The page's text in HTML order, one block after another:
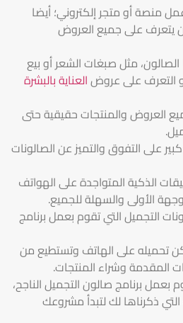
منصة أو متجر إلكتروني؛ أيضا
يتعرف على جميع العروض
مثل صبغات الشعر أو بيع
التعرف على عروضالعناية بالبشرة
العروض والمنتجات حقيقية حتى
على التفوق والتميز عن الصالونات
الذكية المتواجدة على الهواتف
الأولى والسهلة للجميع.
التجميل التي تقوم بعمل برنامج
تحميله على الهاتف وتستطيع من
المقدمة وشراء المنتجات.
بعمل برنامج صالون التجميل الناجح،
ذكرناها لك لتبدأ مشروعك